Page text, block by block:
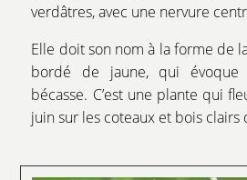
verdâtres, avec une nervure
Elle doit son nom à la forme de
bordé de jaune, qui évoque
bécasse. C’est une plante qui
juin sur les coteaux et bois clairs